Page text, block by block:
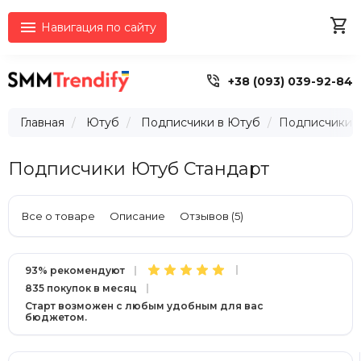
 Навигация по сайту 
 +38 (093) 039-92-84
Главная Ютуб Подписчики в Ютуб Подписчики
Подписчики Ютуб Стандарт
Все о товаре Описание Отзывов (5)
93% рекомендуют
835 покупок в месяц
Старт возможен с любым удобным для вас
бюджетом.